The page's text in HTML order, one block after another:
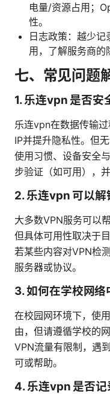
电量/资源占用；
性。
日志政策：越少
用，了解服务商的
七、常见问题
1. 乐连vpn 是否安
乐连vpn在数据传输
IP并提升隐私性。但
使用习惯、设备安全
步验证（如可用），
2. 乐连vpn 可以解
大多数VPN服务可以
但具体可用性取决于
若某些内容对VPN检
服务器或协议。
3. 如何在学校网络
在校园网环境下，使
由，但请遵循学校的
VPN流量有限制，遇
可或帮助。
4. 乐连vpn 是否记